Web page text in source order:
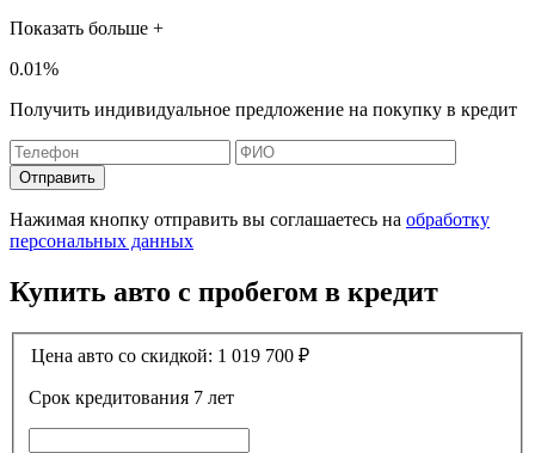
Показать больше +
0.01%
Получить индивидуальное предложение на покупку в кредит
Отправить
Нажимая кнопку отправить вы соглашаетесь на обработку
персональных данных
Купить авто с пробегом в кредит
Цена авто со скидкой: 1 019 700 ₽
Срок кредитования 7 лет